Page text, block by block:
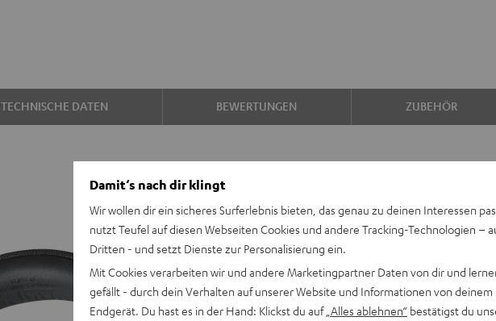
TECHNISCHE DATEN BEWERTUNGEN ZUBEHÖR
Darum lieben wir
Er sieht nicht nur verdammt gut
Kopfhörer. So hört man Musik
Die Vorteile im
Damit‘s nach dir klingt
Wir wollen dir ein sicheres Surferlebnis bieten, das genau zu deinen Interessen
nutzt Teufel auf diesen Webseiten Cookies und andere Tracking-Technologien –
Dritten - und setzt Dienste zur Personalisierung ein.
Mit Cookies verarbeiten wir und andere Marketingpartner Daten von dir und
gefällt - durch dein Verhalten auf unserer Website und Informationen von deinem
Endgerät. Du hast es in der Hand: Klickst du auf „Alles ablehnen“ bestätigst du